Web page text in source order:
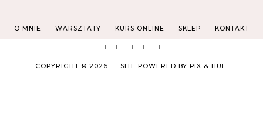
O MNIE WARSZTATY KURS ONLINE SKLEP KONTAKT
COPYRIGHT © 2026 SITE POWERED BY PIX & HUE.